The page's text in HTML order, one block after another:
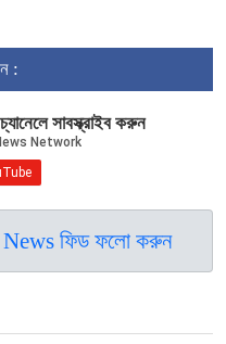
:
সাবস্ক্রাইব করুন
News ফিড ফলো করুন